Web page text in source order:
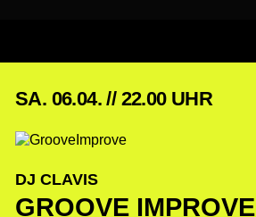
SA. 06.04. // 22.00 UHR
DJ CLAVIS
GROOVE IMPROVE